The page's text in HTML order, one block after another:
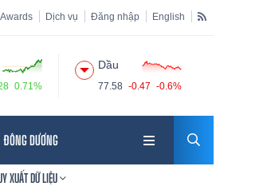
Awards Dịch vụ Đăng nhập English
0.71%
Dầu
77.58 -0.47 -0.6%
ĐÔNG DƯƠNG
XUẤT DỮ LIỆU